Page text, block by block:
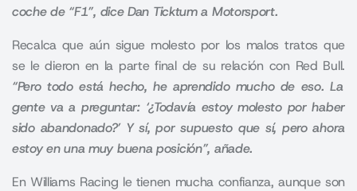
coche de “F1”, dice Dan Ticktum a Motorsport.
Recalca que aún sigue molesto por los malos tratos que
se le dieron en la parte final de su relación con Red Bull.
“Pero todo está hecho, he aprendido mucho de eso. La
gente va a preguntar: ‘¿Todavía estoy molesto por haber
sido abandonado?’ Y sí, por supuesto que sí, pero ahora
estoy en una muy buena posición”, añade.
En Williams Racing le tienen mucha confianza, aunque son